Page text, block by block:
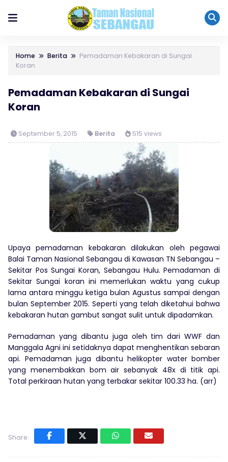
Home Berita
Pemadaman Kebakaran di Sungai
Koran
Pemadaman Kebakaran di Sungai
Koran
September 5, 2015 Berita 515 views
Upaya pemadaman kebakaran dilakukan oleh pegawai
Balai Taman Nasional Sebangau di Kawasan TN Sebangau –
Sekitar Pos Sungai Koran, Sebangau Hulu. Pemadaman di
Sekitar Sungai koran ini memerlukan waktu yang cukup
lama antara minggu ketiga bulan Agustus sampai dengan
bulan September 2015. Seperti yang telah diketahui bahwa
kebakaran hutan gambut sangat sulit untuk dipadamkan.
Pemadaman yang dibantu juga oleh tim dari WWF dan
Manggala Agni ini setidaknya dapat menghentikan sebaran
api. Pemadaman juga dibantu helikopter water bomber
yang menembakkan bom air sebanyak 48x di titik api.
Total perkiraan hutan yang terbakar sekitar 100.33 ha. (arr)
Share: